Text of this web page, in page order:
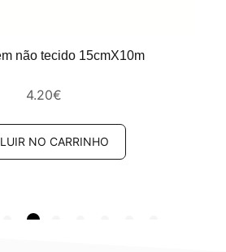
não tecido 15cmX10m
4.20€
NO CARRINHO